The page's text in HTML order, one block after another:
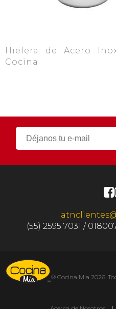
Hielera de Acero
Cocina
(55) 2595 7031 /
® Cocina Mia 2026.